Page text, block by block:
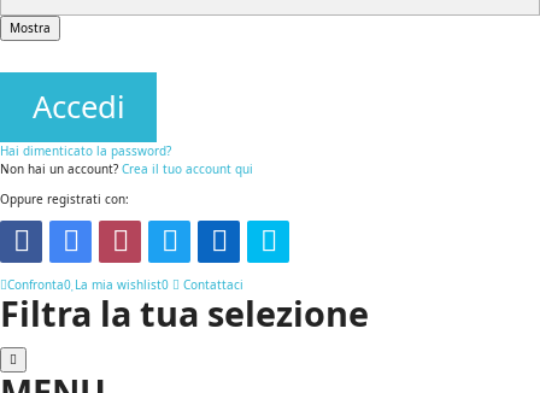
Mostra
Accedi
Hai dimenticato la password?
Non hai un account? Crea il tuo account qui
Oppure registrati con:
Confronta0 La mia wishlist0 Contattaci
Filtra la tua selezione